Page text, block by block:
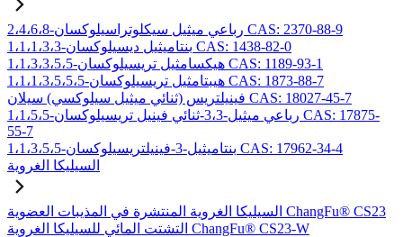
2،4،6،8-رباعي ميثيل سيكلوتراسيلوكسان CAS: 2370-88-9
1،1،1،3،3-بنتاميثيل ديسيلوكسان CAS: 1438-82-0
1،1،3،3،5،5-هيكسامثيل تريسيلوكسان CAS: 1189-93-1
1،1،1،3،5،5،5-هيبتامثيل تريسيلوكسان CAS: 1873-88-7
فينيلتريس (ثنائي ميثيل سيلوكسي) سيلان CAS: 18027-45-7
1،1،5،5-رباعي ميثيل-3،3-ثنائي فينيل تريسيلوكسان CAS: 17875-
55-7
1،1،3،5،5-بنتاميثيل-3-فينيلتريسيلوكسان CAS: 17962-34-4
السيليكا الغروية
السيليكا الغروية المنتشرة في المذيبات العضوية ChangFu® CS23
التشتت المائي للسيليكا الغروية ChangFu® CS23-W